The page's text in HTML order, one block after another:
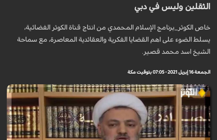
الثقلين وليس في دبي
خاص الكوثر_برنامج الإسلام المحمدي من انتاج قناة الكوثر الفضائية،
يسلط الضوء على اهم القضايا الفكرية والعقائدية المعاصرة، مع سماحة
الشيخ اسد محمد قصير.
الجمعة 16 إبريل 2021 - 07:05 بتوقيت مكة